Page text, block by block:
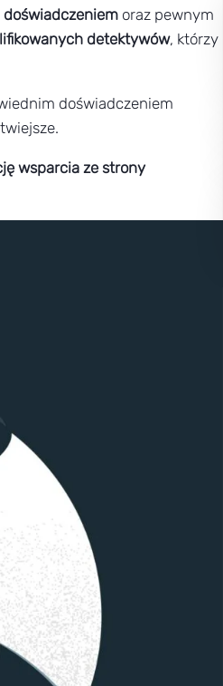
oraz pewnym
detektywów, którzy
doświadczeniem
wsparcia ze strony